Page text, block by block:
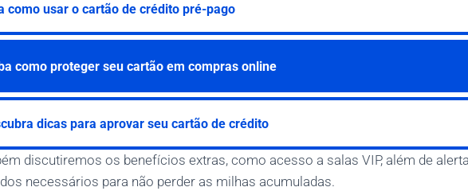
como usar o cartão de crédito pré-pago
como proteger seu cartão em compras online
dicas para aprovar seu cartão de crédito
discutiremos os benefícios extras, como acesso a salas VIP, além de
necessários para não perder as milhas acumuladas.